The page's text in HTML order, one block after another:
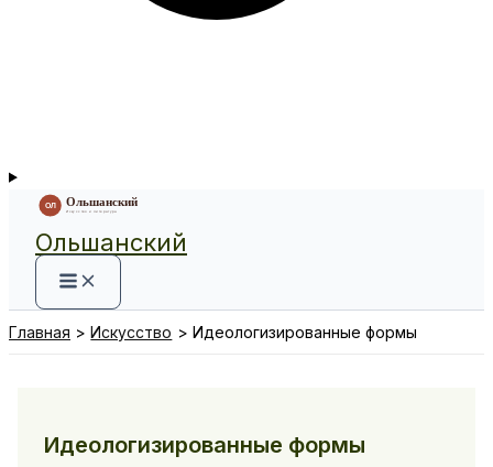
Ольшанский
Главная Искусство Идеологизированные формы
Идеологизированные формы